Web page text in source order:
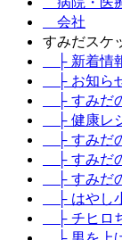
会社
すみだスケ
├ 新着情
├ お知ら
├ すみだ
├ 健康レ
├ すみだ
├ すみだ
├ すみだ
├ はやし
├ チヒロ